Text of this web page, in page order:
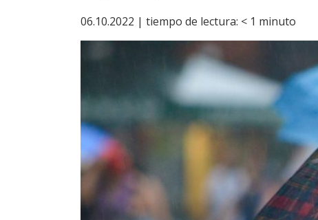
06.10.2022 | tiempo de lectura: < 1 minuto